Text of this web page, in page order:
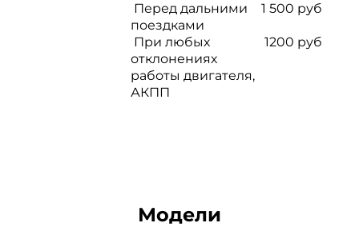
Перед дальними
поездками
1 500 руб
При любых
отклонениях
работы двигателя,
АКПП
1200 руб
Модели